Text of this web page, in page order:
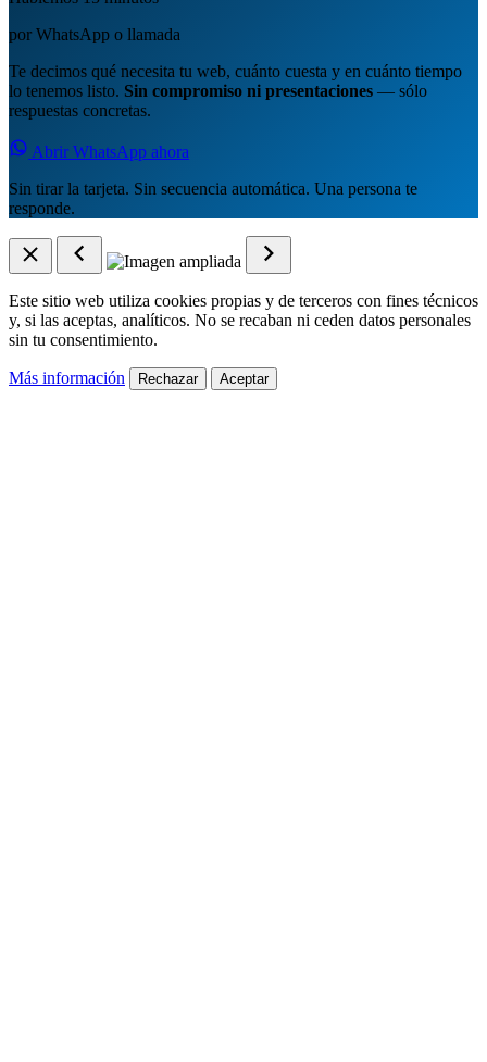
por WhatsApp o llamada
Te decimos qué necesita tu web, cuánto cuesta y en cuánto tiempo
lo tenemos listo. Sin compromiso ni presentaciones — sólo
respuestas concretas.
Abrir WhatsApp ahora
Sin tirar la tarjeta. Sin secuencia automática. Una persona te
responde.
Este sitio web utiliza cookies propias y de terceros con fines técnicos
y, si las aceptas, analíticos. No se recaban ni ceden datos personales
sin tu consentimiento.
Más información Rechazar Aceptar